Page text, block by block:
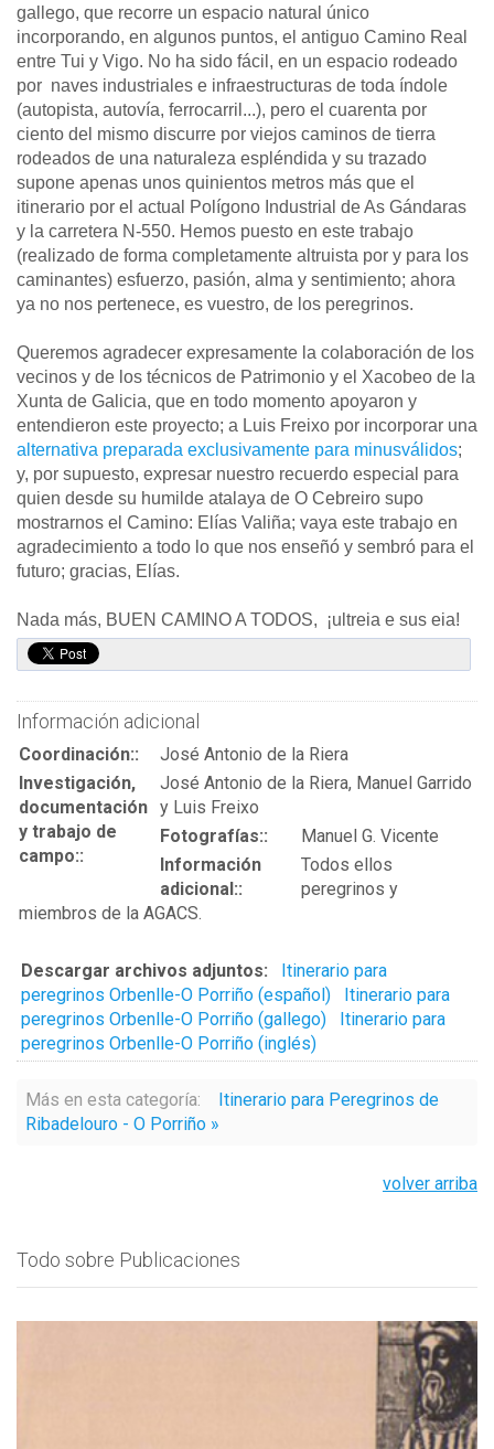
gallego, que recorre un espacio natural único
incorporando, en algunos puntos, el antiguo Camino Real
entre Tui y Vigo. No ha sido fácil, en un espacio rodeado
por naves industriales e infraestructuras de toda índole
(autopista, autovía, ferrocarril...), pero el cuarenta por
ciento del mismo discurre por viejos caminos de tierra
rodeados de una naturaleza espléndida y su trazado
supone apenas unos quinientos metros más que el
itinerario por el actual Polígono Industrial de As Gándaras
y la carretera N-550. Hemos puesto en este trabajo
(realizado de forma completamente altruista por y para los
caminantes) esfuerzo, pasión, alma y sentimiento; ahora
ya no nos pertenece, es vuestro, de los peregrinos.
Queremos agradecer expresamente la colaboración de los
vecinos y de los técnicos de Patrimonio y el Xacobeo de la
Xunta de Galicia, que en todo momento apoyaron y
entendieron este proyecto; a Luis Freixo por incorporar una
alternativa preparada exclusivamente para minusválidos;
y, por supuesto, expresar nuestro recuerdo especial para
quien desde su humilde atalaya de O Cebreiro supo
mostrarnos el Camino: Elías Valiña; vaya este trabajo en
agradecimiento a todo lo que nos enseñó y sembró para el
futuro; gracias, Elías.
Nada más, BUEN CAMINO A TODOS, ¡ultreia e sus eia!
Información adicional
Coordinación::
José Antonio de la Riera
Investigación,
documentación
y trabajo de
campo::
José Antonio de la Riera, Manuel Garrido
y Luis Freixo
Fotografías::
Manuel G. Vicente
Información
adicional::
Todos ellos
peregrinos y
miembros de la AGACS.
Descargar archivos adjuntos:
Itinerario para
peregrinos Orbenlle-O Porriño (español)
Itinerario para
peregrinos Orbenlle-O Porriño (gallego)
Itinerario para
peregrinos Orbenlle-O Porriño (inglés)
Más en esta categoría:
Itinerario para Peregrinos de
Ribadelouro - O Porriño »
volver arriba
Todo sobre Publicaciones